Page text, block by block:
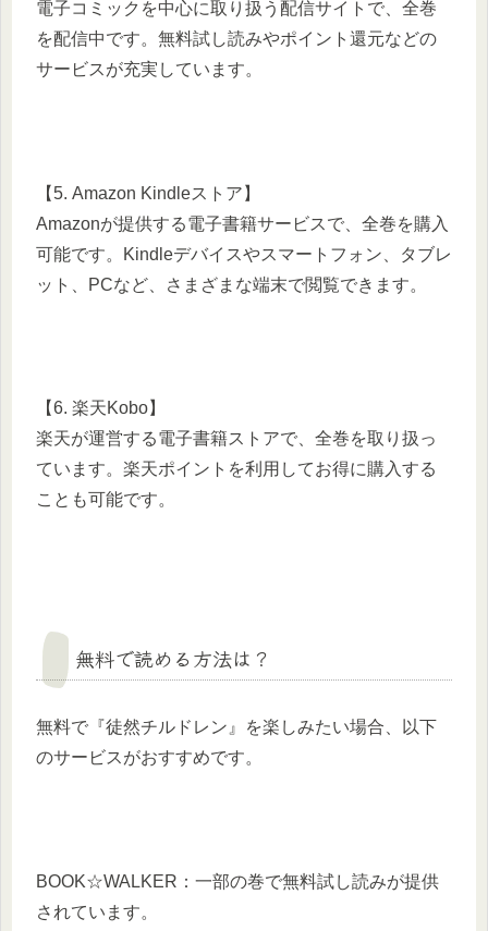
電子コミックを中心に取り扱う配信サイトで、全巻
を配信中です。無料試し読みやポイント還元などの
サービスが充実しています。
【5. Amazon Kindleストア】
Amazonが提供する電子書籍サービスで、全巻を購入
可能です。Kindleデバイスやスマートフォン、タブレ
ット、PCなど、さまざまな端末で閲覧できます。
【6. 楽天Kobo】
楽天が運営する電子書籍ストアで、全巻を取り扱っ
ています。楽天ポイントを利用してお得に購入する
ことも可能です。
無料で読める方法は？
無料で『徒然チルドレン』を楽しみたい場合、以下
のサービスがおすすめです。
BOOK☆WALKER：一部の巻で無料試し読みが提供
されています。